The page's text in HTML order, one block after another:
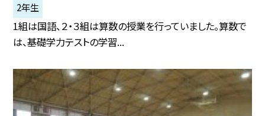
2年生
1組は国語、２・３組は算数の授業を行っていました。算数で
は、基礎学力テストの学習...